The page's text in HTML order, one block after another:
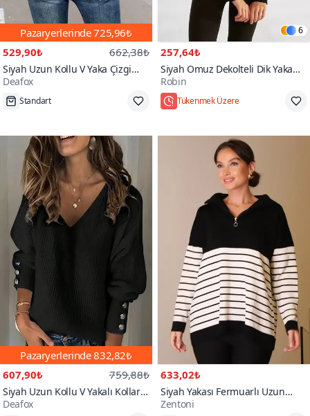
Pazaryerlerinde725,96₺
529,90₺
662,38₺
Siyah Uzun Kollu V Yaka Çizgi
Detay Triko Bluz
Deafox
Standart
6
257,64₺
Siyah Omuz Dekolteli Dik Yaka
Triko
Robin
Tükenmek Üzere
Pazaryerlerinde832,82₺
607,90₺
759,88₺
Siyah Uzun Kollu V Yakalı Kolları
Düğmeli Triko Bluz
Deafox
633,02₺
Siyah Yakası Fermuarlı Uzun
Kollu Kazak
Zentoni